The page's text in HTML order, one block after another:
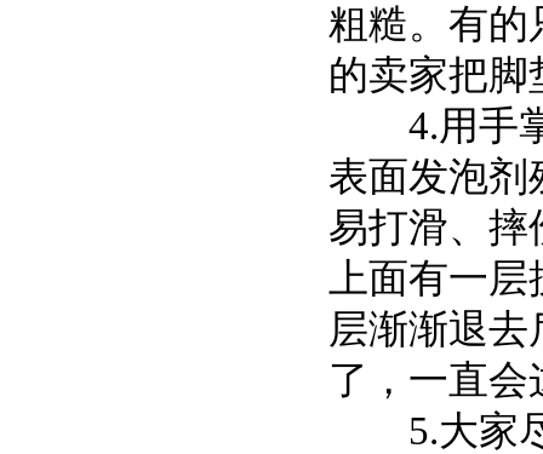
粗糙。有的
的卖家把
4.用手掌
表面发泡剂
易打滑、摔
上面有一
层渐渐退
了，一直会
5.大家尽